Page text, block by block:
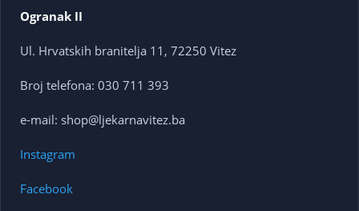
Ogranak II
Ul. Hrvatskih branitelja 11, 72250 Vitez
Broj telefona: 030 711 393
e-mail: shop@ljekarnavitez.ba
Instagram
Facebook